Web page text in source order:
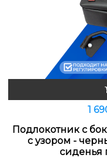
1
Подлокотник с
с узором -
сиденья